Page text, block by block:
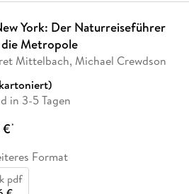
York: Der Naturreiseführer
Metropole
Mittelbach, Michael Crewdson
in 3-5 Tagen
*
Format
pdf